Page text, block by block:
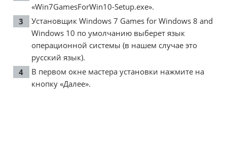
«Win7GamesForWin10-Setup.exe».
Установщик Windows 7 Games for Windows 8 and
Windows 10 по умолчанию выберет язык
операционной системы (в нашем случае это
русский язык).
В первом окне мастера установки нажмите на
кнопку «Далее».